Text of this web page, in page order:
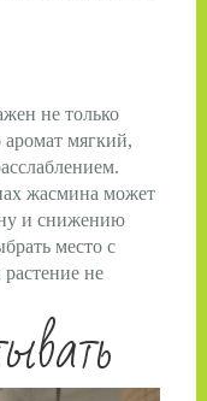
не только
мягкий,
жасмина может
и снижению
место с
не